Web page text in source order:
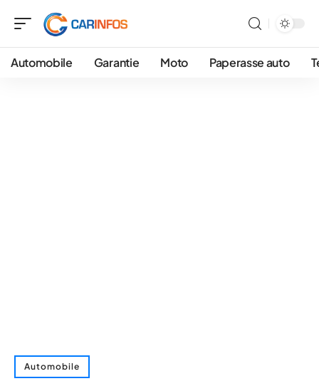
Automobile Garantie Moto Paperasse auto
Automobile